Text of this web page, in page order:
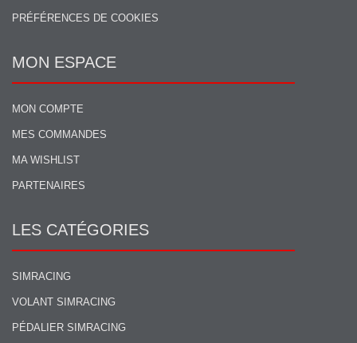
PRÉFÉRENCES DE COOKIES
MON ESPACE
MON COMPTE
MES COMMANDES
MA WISHLIST
PARTENAIRES
LES CATÉGORIES
SIMRACING
VOLANT SIMRACING
PÉDALIER SIMRACING